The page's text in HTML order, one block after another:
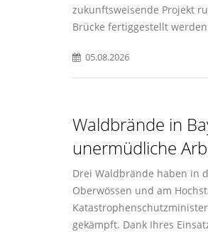
zukunftsweisende Projekt
Brücke fertiggestellt
05.08.2026
Waldbrände in
unermüdliche
Drei Waldbrände haben in
Oberwössen und am
gekämpft. Dank Ihres